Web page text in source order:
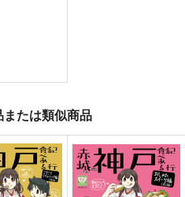
たは類似商品